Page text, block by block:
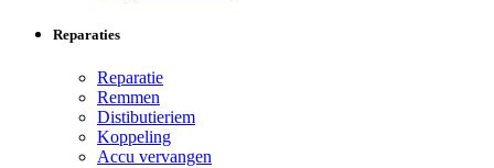
Reparaties
Reparatie
Remmen
Distibutieriem
Koppeling
Accu vervangen